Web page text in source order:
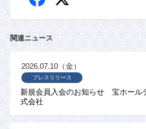
関連ニュース
新規会員入会のお知らせ 宝ホール
式会社
プレスリリース
2026.07.10（金）